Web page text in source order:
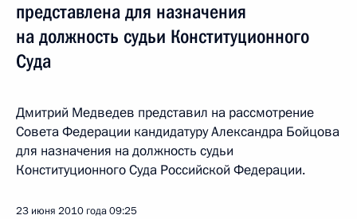
представлена для назначения
на должность судьи Конституционного
Суда
Дмитрий Медведев представил на рассмотрение
Совета Федерации кандидатуру Александра Бойцова
для назначения на должность судьи
Конституционного Суда Российской Федерации.
23 июня 2010 года09:25